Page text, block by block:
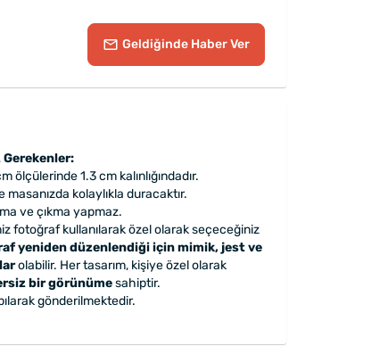
Geldiğinde Haber Ver
Gerekenler:
ölçülerinde 1.3 cm kalınlığındadır.
masanızda kolaylıkla duracaktır.
ve çıkma yapmaz.
fotoğraf kullanılarak özel olarak seçeceğiniz
yeniden düzenlendiği için mimik, jest ve
olabilir. Her tasarım, kişiye özel olarak
bir görünümesahiptir.
gönderilmektedir.